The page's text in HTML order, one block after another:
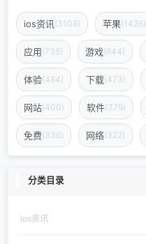
ios资讯 (3108) 苹果(1426)
应用(735) 游戏(644)
体验(484) 下载(473)
网站(400) 软件(379)
免费(336) 网络(322)
分类目录
Ios资讯